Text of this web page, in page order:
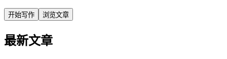
开始写作 浏览文章
最新文章